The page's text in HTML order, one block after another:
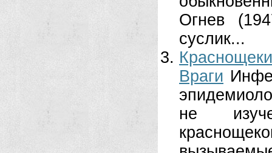
Огнев
суслик...
Враги
не